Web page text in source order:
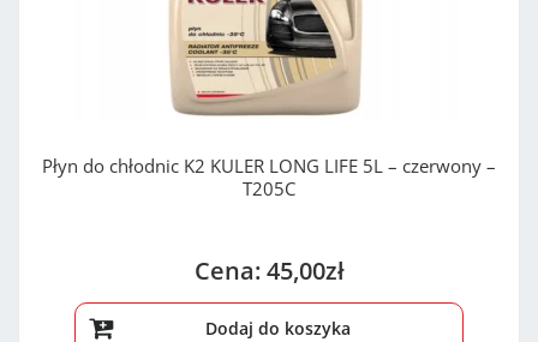
Płyn do chłodnic K2 KULER LONG LIFE 5L – czerwony –
T205C
45,00zł
Dodaj do koszyka